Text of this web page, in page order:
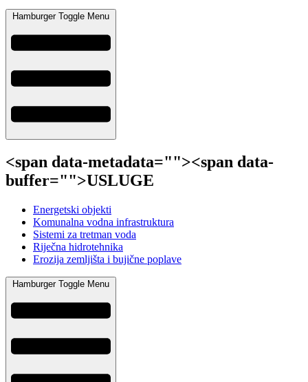
Hamburger Toggle Menu
<span data-metadata=""><span data-
buffer="">USLUGE
Energetski objekti
Komunalna vodna infrastruktura
Sistemi za tretman voda
Riječna hidrotehnika
Erozija zemljišta i bujične poplave
Hamburger Toggle Menu